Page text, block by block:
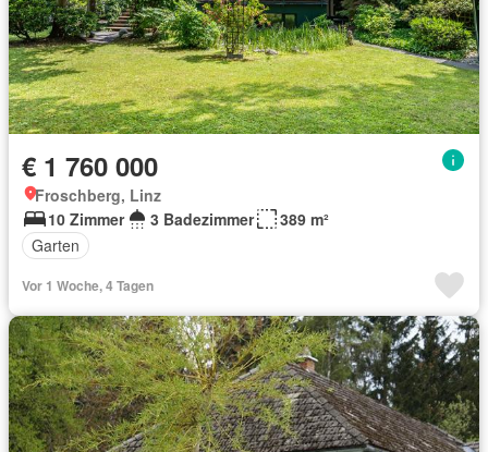
€ 1 760 000
Froschberg, Linz
10 Zimmer
3 Badezimmer
389 m²
Garten
Vor 1 Woche, 4 Tagen